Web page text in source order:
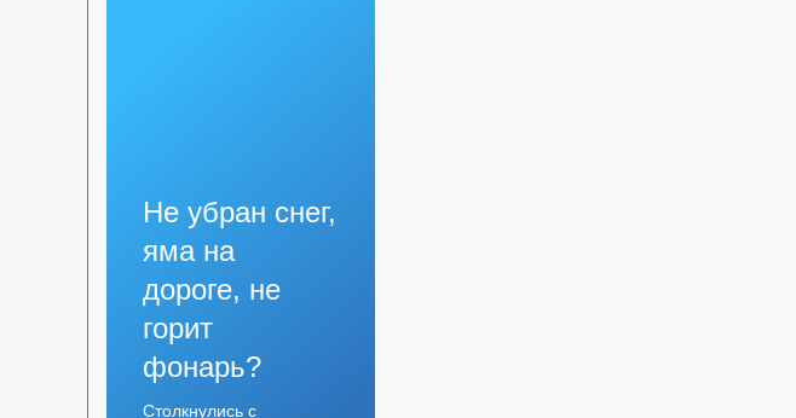
Не убран снег,
яма на
дороге, не
горит
фонарь?
Столкнулись с